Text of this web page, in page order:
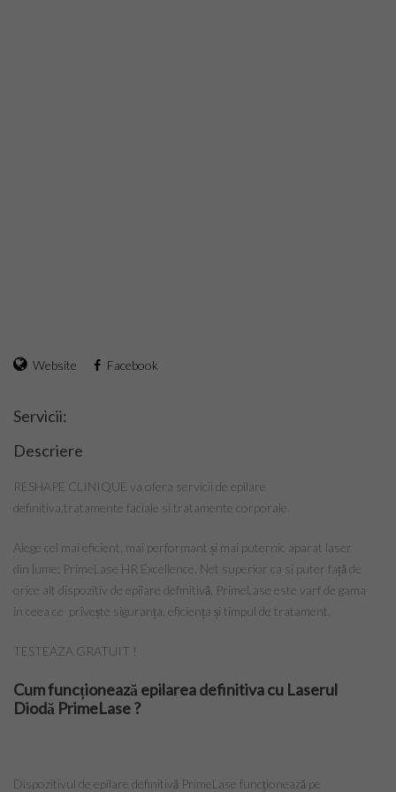
Tunsori
Manichiura
Make-Up
Frumusete
Spiritual
Website Facebook
Servicii:
Descriere
RESHAPE CLINIQUE va ofera servicii de epilare
definitiva,tratamente faciale si tratamente corporale.
Alege cel mai eficient, mai performant și mai puternic aparat laser
din lume: PrimeLase HR Excellence. Net superior ca si puter față de
orice alt dispozitiv de epilare definitivă, PrimeLase este varf de gama
in ceea ce privește siguranța, eficiența și timpul de tratament.
TESTEAZA GRATUIT !
Cum funcționează epilarea definitiva cu Laserul
Diodă PrimeLase ?
Dispozitivul de epilare definitivă PrimeLase funcționează pe